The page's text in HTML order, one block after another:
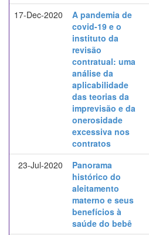
17-Dec-2020
A pandemia de
covid-19 e o
instituto da
revisão
contratual: uma
análise da
aplicabilidade
das teorias da
imprevisão e da
onerosidade
excessiva nos
contratos
23-Jul-2020
Panorama
histórico do
aleitamento
materno e seus
benefícios à
saúde do bebê